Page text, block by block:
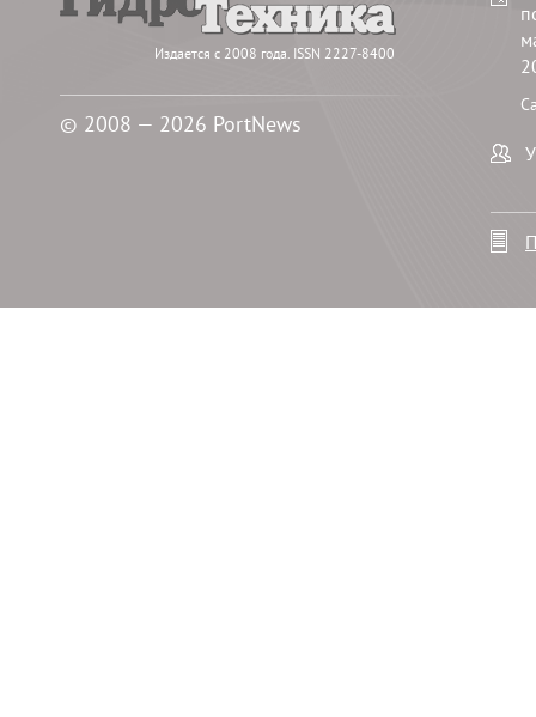
Издается с 2008 года. ISSN 2227-8400
© 2008 — 2026 PortNews